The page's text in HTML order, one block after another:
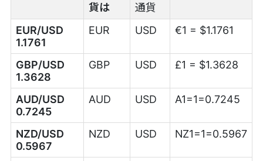
貨は
通貨
EUR/USD
1.1761
EUR USD €1 = $1.1761
GBP/USD
1.3628
GBP USD £1 = $1.3628
AUD/USD
0.7245
AUD USD A1=1=0.7245
NZD/USD
0.5967
NZD USD NZ1=1=0.5967